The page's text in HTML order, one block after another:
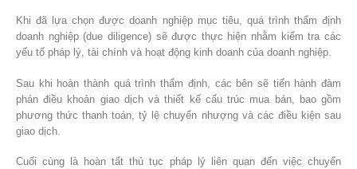
Khi đã lựa chọn được doanh nghiệp mục tiêu, quá trình thẩm định
doanh nghiệp (due diligence) sẽ được thực hiện nhằm kiểm tra các
yếu tố pháp lý, tài chính và hoạt động kinh doanh của doanh nghiệp.
Sau khi hoàn thành quá trình thẩm định, các bên sẽ tiến hành đàm
phán điều khoản giao dịch và thiết kế cấu trúc mua bán, bao gồm
phương thức thanh toán, tỷ lệ chuyển nhượng và các điều kiện sau
giao dịch.
Cuối cùng là hoàn tất thủ tục pháp lý liên quan đến việc chuyển